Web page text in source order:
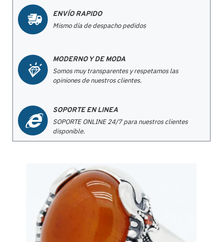
ENVÍO RAPIDO
Mismo día de despacho pedidos
MODERNO Y DE MODA
Somos muy transparentes y respetamos las
opiniones de nuestros clientes.
SOPORTE EN LINEA
SOPORTE ONLINE 24/7 para nuestros clientes
disponible.